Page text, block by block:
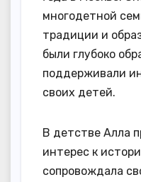
многодетной
традиции и
были глубоко
поддерживали
своих детей.
В детстве Алла
интерес к
сопровождала